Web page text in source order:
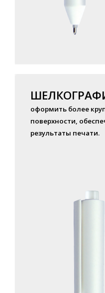
оформить более
поверхности,
результаты печати.